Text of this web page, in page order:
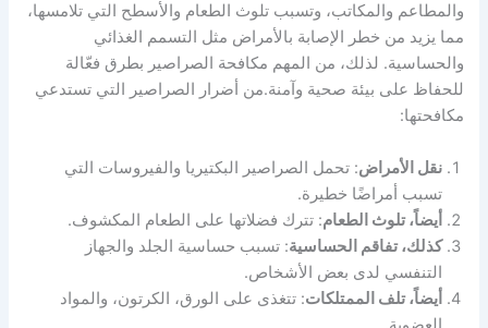
والمطاعم والمكاتب، وتسبب تلوث الطعام والأسطح التي تلامسها،
مما يزيد من خطر الإصابة بالأمراض مثل التسمم الغذائي
والحساسية. لذلك، من المهم مكافحة الصراصير بطرق فعّالة
للحفاظ على بيئة صحية وآمنة.من أضرار الصراصير التي تستدعي
مكافحتها:
نقل الأمراض: تحمل الصراصير البكتيريا والفيروسات التي
تسبب أمراضًا خطيرة.
أيضاً، تلوث الطعام: تترك فضلاتها على الطعام المكشوف.
كذلك، تفاقم الحساسية: تسبب حساسية الجلد والجهاز
التنفسي لدى بعض الأشخاص.
أيضاً، تلف الممتلكات: تتغذى على الورق، الكرتون، والمواد